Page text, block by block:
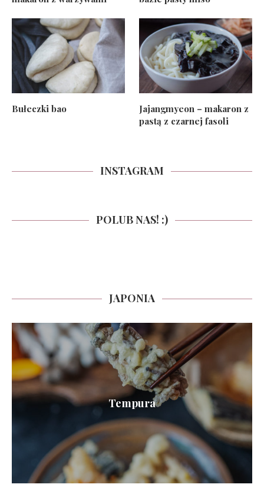
Bułeczki bao
Jajangmyeon – makaron z
pastą z czarnej fasoli
INSTAGRAM
POLUB NAS! :)
JAPONIA
Tempura